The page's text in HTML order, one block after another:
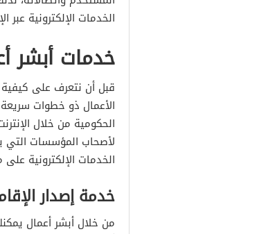
خدمة طلب
خدمة نقل
خدمة تعديل
خدمة تحديث
خدمة توصيل
الطريقة
الخدمات الإلكترونية عبر
خدمات أبشر
قبل أن نتعرف على كيفية
الأعمال ذو خطوات
الحكومية من خلال
الخدمات الإلكترونية
خدمة إصدار
من خلال أبشر أعمال